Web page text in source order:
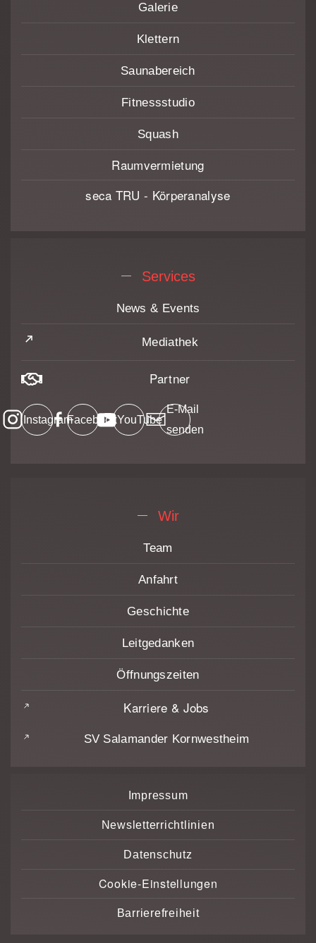
Galerie
Klettern
Saunabereich
Fitnessstudio
Squash
Raumvermietung
seca TRU - Körperanalyse
Services
News & Events
Mediathek
Partner
InstagramFacebookYouTube
E-Mail
senden
Wir
Team
Anfahrt
Geschichte
Leitgedanken
Öffnungszeiten
Karriere & Jobs
SV Salamander Kornwestheim
Impressum
Newsletterrichtlinien
Datenschutz
Cookie-Einstellungen
Barrierefreiheit